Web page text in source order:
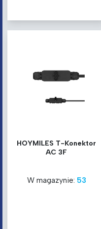
HOYMILES T-Konektor
AC 3F
W magazynie: 53